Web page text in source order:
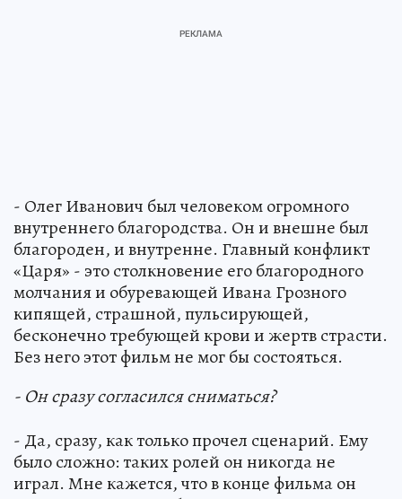
- Олег Иванович был человеком огромного
внутреннего благородства. Он и внешне был
благороден, и внутренне. Главный конфликт
«Царя» - это столкновение его благородного
молчания и обуревающей Ивана Грозного
кипящей, страшной, пульсирующей,
бесконечно требующей крови и жертв страсти.
Без него этот фильм не мог бы состояться.
- Он сразу согласился сниматься?
- Да, сразу, как только прочел сценарий. Ему
было сложно: таких ролей он никогда не
играл. Мне кажется, что в конце фильма он